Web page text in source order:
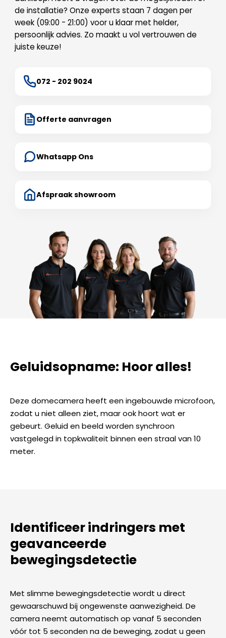
de installatie? Onze experts staan 7 dagen per
week (09:00 - 21:00) voor u klaar met helder,
persoonlijk advies. Zo maakt u vol vertrouwen de
juiste keuze!
072 - 202 9024
Offerte aanvragen
Whatsapp Ons
Afspraak showroom
Geluidsopname: Hoor alles!
Deze domecamera heeft een ingebouwde microfoon,
zodat u niet alleen ziet, maar ook hoort wat er
gebeurt. Geluid en beeld worden synchroon
vastgelegd in topkwaliteit binnen een straal van 10
meter.
Identificeer indringers met
geavanceerde
bewegingsdetectie
Met slimme bewegingsdetectie wordt u direct
gewaarschuwd bij ongewenste aanwezigheid. De
camera neemt automatisch op vanaf 5 seconden
vóór tot 5 seconden na de beweging, zodat u geen